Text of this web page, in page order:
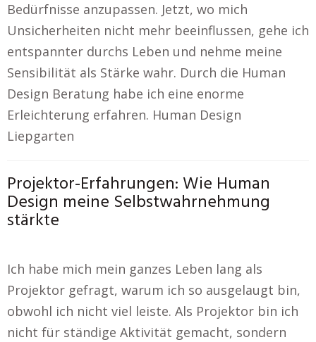
Bedürfnisse anzupassen. Jetzt, wo mich
Unsicherheiten nicht mehr beeinflussen, gehe ich
entspannter durchs Leben und nehme meine
Sensibilität als Stärke wahr. Durch die Human
Design Beratung habe ich eine enorme
Erleichterung erfahren. Human Design
Liepgarten
Projektor-Erfahrungen: Wie Human
Design meine Selbstwahrnehmung
stärkte
Ich habe mich mein ganzes Leben lang als
Projektor gefragt, warum ich so ausgelaugt bin,
obwohl ich nicht viel leiste. Als Projektor bin ich
nicht für ständige Aktivität gemacht, sondern